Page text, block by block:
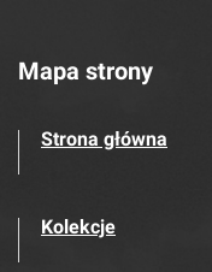
Mapa strony
Strona główna
Kolekcje